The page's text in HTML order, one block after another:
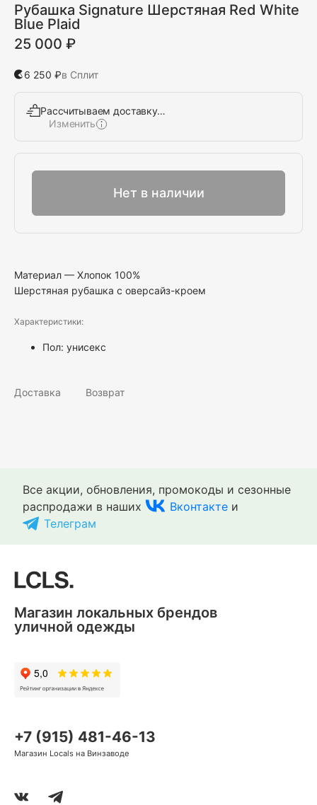
Рубашка Signature Шерстяная Red White
Blue Plaid
25 000 ₽
6 250 ₽в Сплит
Рассчитываем доставку…
Изменить
Нет в наличии
Материал — Хлопок 100%
Шерстяная рубашка с оверсайз-кроем
Характеристики:
Пол: унисекс
Доставка Возврат
Все акции, обновления, промокоды и сезонные
распродажи в наших
Вконтакте и
Телеграм
+7 (915) 481-46-13
Магазин Locals на Винзаводе
Магазин локальных брендов
уличной одежды